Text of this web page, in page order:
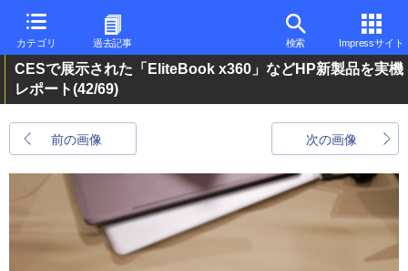
カテゴリ 過去記事 検索 Impressサイト
CESで展示された「EliteBook x360」などHP新製品を実機
レポート(42/69)
前の画像 次の画像